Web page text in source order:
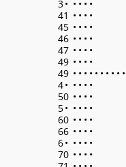
3• • • • •
41 • • • •
45 • • • •
46 • • • •
47 • • • •
49 • • • •
49 • • • • • • • • • •
4• • • • •
50 • • • •
5• • • • •
60 • • • •
66 • • • •
6• • • • •
70 • • • •